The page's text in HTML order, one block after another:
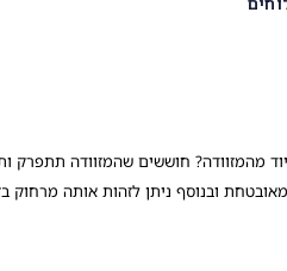
מהמזוודה? חוששים שהמזוודה
ובנוסף ניתן לזהות אותה